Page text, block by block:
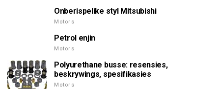
Onberispelike styl Mitsubishi
Motors
Petrol enjin
Motors
Polyurethane busse: resensies,
beskrywings, spesifikasies
Motors